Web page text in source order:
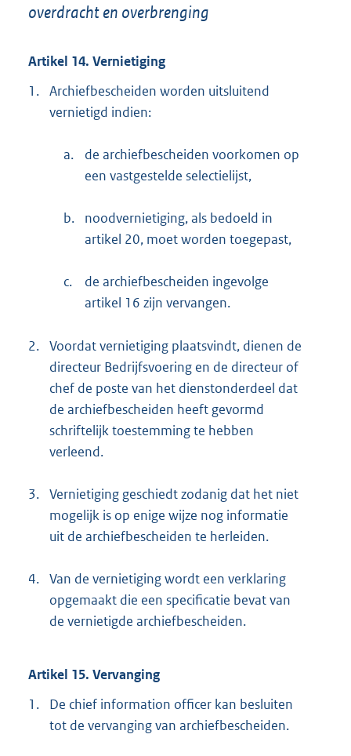
overdracht en overbrenging
Artikel 14. Vernietiging
1. Archiefbescheiden worden uitsluitend
vernietigd indien:
a.
de archiefbescheiden voorkomen op
een vastgestelde selectielijst,
b.
noodvernietiging, als bedoeld in
artikel 20, moet worden toegepast,
c.
de archiefbescheiden ingevolge
artikel 16 zijn vervangen.
2. Voordat vernietiging plaatsvindt, dienen de
directeur Bedrijfsvoering en de directeur of
chef de poste van het dienstonderdeel dat
de archiefbescheiden heeft gevormd
schriftelijk toestemming te hebben
verleend.
3. Vernietiging geschiedt zodanig dat het niet
mogelijk is op enige wijze nog informatie
uit de archiefbescheiden te herleiden.
4. Van de vernietiging wordt een verklaring
opgemaakt die een specificatie bevat van
de vernietigde archiefbescheiden.
Artikel 15. Vervanging
1.
De chief information officer kan besluiten
tot de vervanging van archiefbescheiden.